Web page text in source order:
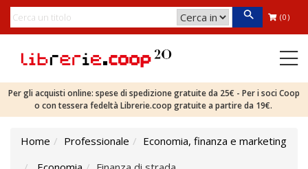
(0)
Per gli acquisti online: spese di spedizione gratuite da 25€ - Per i soci Coop
o con tessera fedeltà Librerie.coop gratuite a partire da 19€.
Home Professionale
Economia, finanza e marketing